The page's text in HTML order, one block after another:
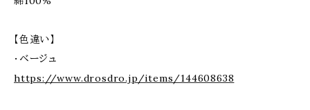
【色違い】
・ベージュ
https://www.drosdro.jp/items/144608638